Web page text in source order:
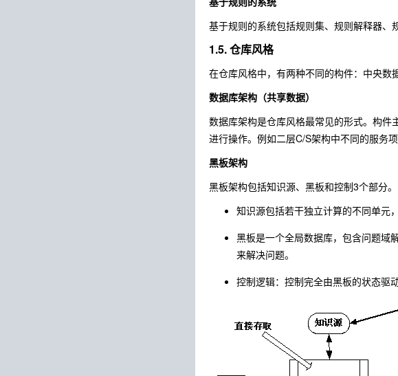
基于规则的系统包括规则集、规则解释器、
1.5. 仓库风格
在仓库风格中，有两种不同的构件：中央数
数据库架构（共享数据）
数据库架构是仓库风格最常见的形式。构
进行操作。例如二层C/S架构中不同的服务
黑板架构
黑板架构包括知识源、黑板和控制3个部分。
知识源包括若干独立计算的不同单元
黑板是一个全局数据库，包含问题域
来解决问题。
控制逻辑：控制完全由黑板的状态驱